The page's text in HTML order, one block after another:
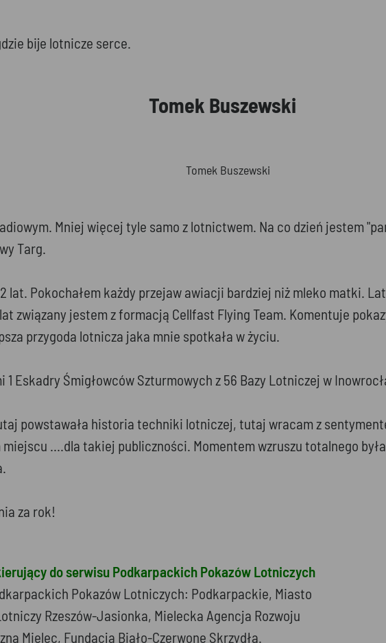
bije lotnicze serce.
Tomek Buszewski
Mniej więcej tyle samo z lotnictwem. Na co dzień jestem
Targ.
lat. Pokochałem każdy przejaw awiacji bardziej niż mleko matki.
lat związany jestem z formacją Cellfast Flying Team. Komentuje
przygoda lotnicza jaka mnie spotkała w życiu.
1 Eskadry Śmigłowców Szturmowych z 56 Bazy Lotniczej w
powstawała historia techniki lotniczej, tutaj wracam z
....dla takiej publiczności. Momentem wzruszu totalnego
za rok!